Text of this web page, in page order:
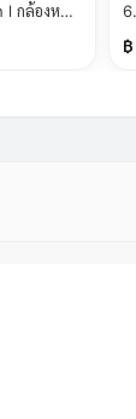
6.9 นิ้ว